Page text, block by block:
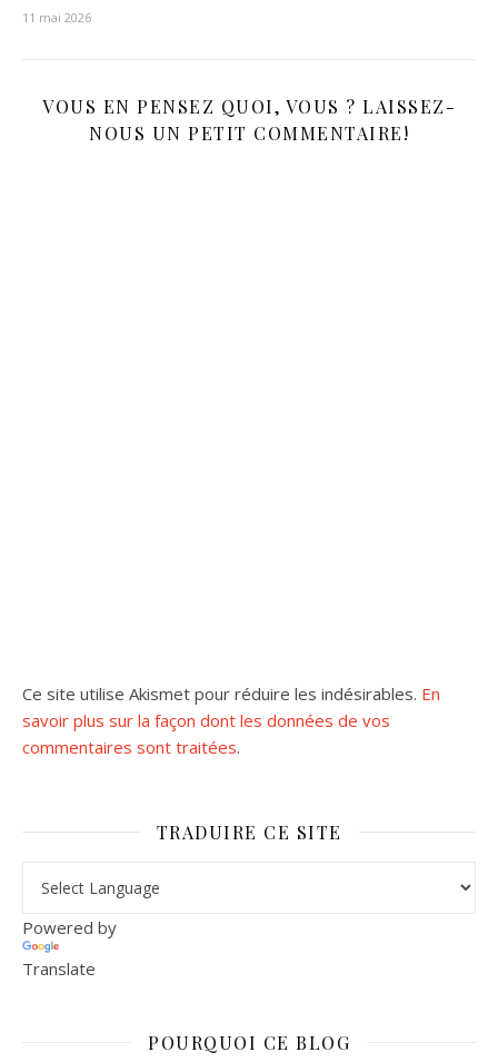
11 mai 2026
VOUS EN PENSEZ QUOI, VOUS ? LAISSEZ-
NOUS UN PETIT COMMENTAIRE!
Ce site utilise Akismet pour réduire les indésirables. En
savoir plus sur la façon dont les données de vos
commentaires sont traitées.
TRADUIRE CE SITE
Powered by
Translate
POURQUOI CE BLOG